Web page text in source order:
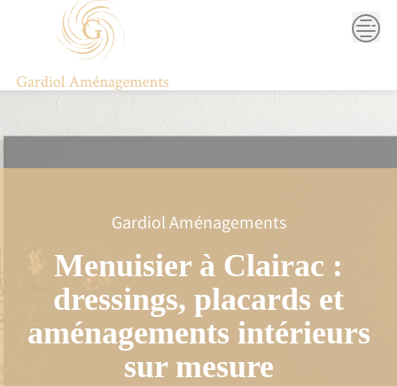
Gardiol Aménagements
Menuisier à Clairac :
dressings, placards et
aménagements intérieurs
sur mesure